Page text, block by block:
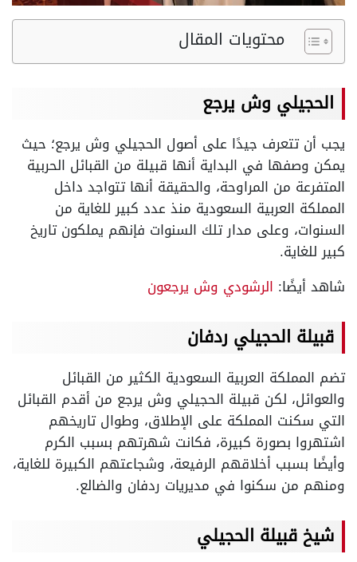
محتويات المقال
الحجيلي وش يرجع
يجب أن تتعرف جيدًا على أصول الحجيلي وش يرجع؛ حيث
يمكن وصفها في البداية أنها قبيلة من القبائل الحربية
المتفرعة من المراوحة، والحقيقة أنها تتواجد داخل
المملكة العربية السعودية منذ عدد كبير للغاية من
السنوات، وعلى مدار تلك السنوات فإنهم يملكون تاريخ
كبير للغاية.
شاهد أيضًا: الرشودي وش يرجعون
قبيلة الحجيلي ردفان
تضم المملكة العربية السعودية الكثير من القبائل
والعوائل، لكن قبيلة الحجيلي وش يرجع من أقدم القبائل
التي سكنت المملكة على الإطلاق، وطوال تاريخهم
اشتهروا بصورة كبيرة، فكانت شهرتهم بسبب الكرم
وأيضًا بسبب أخلاقهم الرفيعة، وشجاعتهم الكبيرة للغاية،
ومنهم من سكنوا في مديريات ردفان والضالع.
شيخ قبيلة الحجيلي